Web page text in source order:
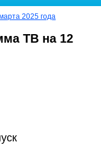
2025 года
ТВ на 12